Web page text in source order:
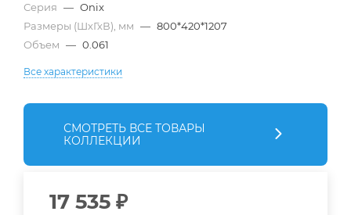
Серия — Onix
Размеры (ШхГхВ), мм — 800*420*1207
Объем — 0.061
Все характеристики
СМОТРЕТЬ ВСЕ ТОВАРЫ
КОЛЛЕКЦИИ
17 535 ₽